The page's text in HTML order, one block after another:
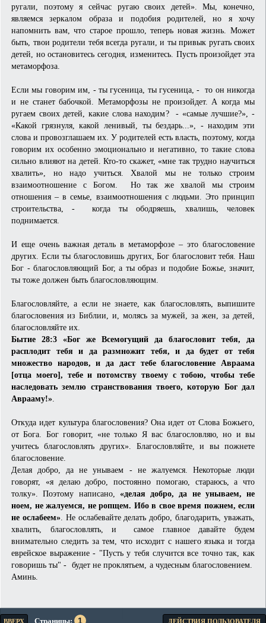
ругали, поэтому я сейчас ругаю своих детей». Мы, конечно,
являемся зеркалом образа и подобия родителей, но я хочу
напомнить вам, что старое прошло, теперь новая жизнь. Может
быть, твои родители тебя всегда ругали, и ты привык ругать своих
детей, но остановитесь сегодня, изменитесь. Пусть произойдет эта
метаморфоза.
Если мы говорим им, - ты гусеница, ты гусеница, - то он никогда
и не станет бабочкой. Метаморфозы не произойдет. А когда мы
ругаем своих детей, какие слова находим? - «самые лучшие?», -
«Какой грязнуля, какой ленивый, ты бездарь...», - находим эти
слова и провозглашаем их. У родителей есть власть, поэтому, когда
говорим их особенно эмоционально и негативно, то такие слова
сильно влияют на детей. Кто-то скажет, «мне так трудно научиться
хвалить», но надо учиться. Хвалой мы не только строим
взаимоотношение с Богом. Но так же хвалой мы строим
отношения – в семье, взаимоотношения с людьми. Это принцип
строительства, - когда ты ободряешь, хвалишь, человек
поднимается.
И еще очень важная деталь в метаморфозе – это благословение
других. Если ты благословишь других, Бог благословит тебя. Наш
Бог - благословляющий Бог, а ты образ и подобие Божье, значит,
ты тоже должен быть благословляющим.
Благословляйте, а если не знаете, как благословлять, выпишите
благословения из Библии, и, молясь за мужей, за жен, за детей,
благословляйте их.
Бытие 28:3 «Бог же Всемогущий да благословит тебя, да
расплодит тебя и да размножит тебя, и да будет от тебя
множество народов, и да даст тебе благословение Авраама
[отца моего], тебе и потомству твоему с тобою, чтобы тебе
наследовать землю странствования твоего, которую Бог дал
Аврааму!»
Откуда идет культура благословения? Она идет от Слова Божьего,
от Бога. Бог говорит, «не только Я вас благословляю, но и вы
учитесь благословлять других». Благословляйте, и вы пожнете
благословение.
Делая добро, да не унываем - не жалуемся. Некоторые люди
говорят, «я делаю добро, постоянно помогаю, стараюсь, а что
толку». Поэтому написано,
«делая добро, да не унываем, не
ноем, не жалуемся, не ропщем. Ибо в свое время пожнем, если
не ослабеем». Не ослабевайте делать добро, благодарить, уважать,
хвалить, благословлять, и самое главное давайте будем
внимательно следить за тем, что исходит с нашего языка и тогда
еврейское выражение - "Пусть у тебя случится все точно так, как
говоришь ты" - будет не проклятьем, а чудесным благословением.
Аминь.
ВВЕРХ Страницы 1 ДЕЙСТВИЯ ПОЛЬЗОВАТЕЛЯ